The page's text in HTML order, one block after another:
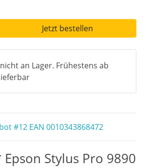
Jetzt bestellen
an Lager. Frühestens ab
#12 EAN 0010343868472
Stylus Pro 9890